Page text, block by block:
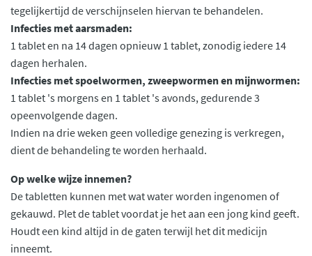
tegelijkertijd de verschijnselen hiervan te behandelen.
Infecties met aarsmaden:
1 tablet en na 14 dagen opnieuw 1 tablet, zonodig iedere 14
dagen herhalen.
Infecties met spoelwormen, zweepwormen en mijnwormen:
1 tablet 's morgens en 1 tablet 's avonds, gedurende 3
opeenvolgende dagen.
Indien na drie weken geen volledige genezing is verkregen,
dient de behandeling te worden herhaald.
Op welke wijze innemen?
De tabletten kunnen met wat water worden ingenomen of
gekauwd. Plet de tablet voordat je het aan een jong kind geeft.
Houdt een kind altijd in de gaten terwijl het dit medicijn
inneemt.